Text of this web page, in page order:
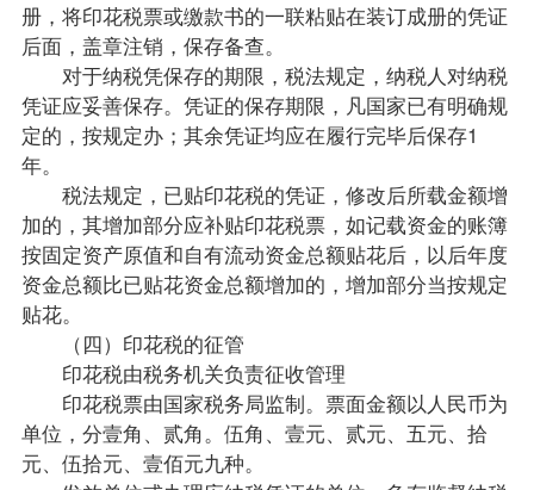
册，将印花税票或缴款书的一联粘贴在装订成册的凭证
后面，盖章注销，保存备查。
对于纳税凭保存的期限，税法规定，纳税人对纳税
凭证应妥善保存。凭证的保存期限，凡国家已有明确规
定的，按规定办；其余凭证均应在履行完毕后保存1
年。
税法规定，已贴印花税的凭证，修改后所载金额增
加的，其增加部分应补贴印花税票，如记载资金的账簿
按固定资产原值和自有流动资金总额贴花后，以后年度
资金总额比已贴花资金总额增加的，增加部分当按规定
贴花。
（四）印花税的征管
印花税由税务机关负责征收管理
印花税票由国家税务局监制。票面金额以人民币为
单位，分壹角、贰角。伍角、壹元、贰元、五元、拾
元、伍拾元、壹佰元九种。